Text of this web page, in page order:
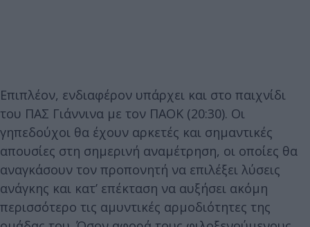
Επιπλέον, ενδιαφέρον υπάρχει και στο παιχνίδι
του ΠΑΣ Γιάννινα με τον ΠΑΟΚ (20:30). Οι
γηπεδούχοι θα έχουν αρκετές και σημαντικές
απουσίες στη σημερινή αναμέτρηση, οι οποίες θα
αναγκάσουν τον προπονητή να επιλέξει λύσεις
ανάγκης και κατ’ επέκταση να αυξήσει ακόμη
περισσότερο τις αμυντικές αρμοδιότητες της